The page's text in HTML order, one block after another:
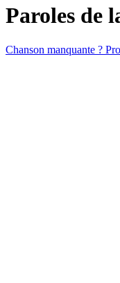
Paroles de
Chanson manquante ?